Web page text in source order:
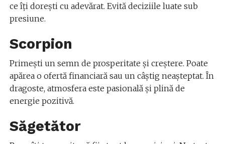
ce îți dorești cu adevărat. Evită deciziile luate sub
presiune.
Scorpion
Primești un semn de prosperitate și creștere. Poate
apărea o ofertă financiară sau un câștig neașteptat. În
dragoste, atmosfera este pasională și plină de
energie pozitivă.
Săgetător